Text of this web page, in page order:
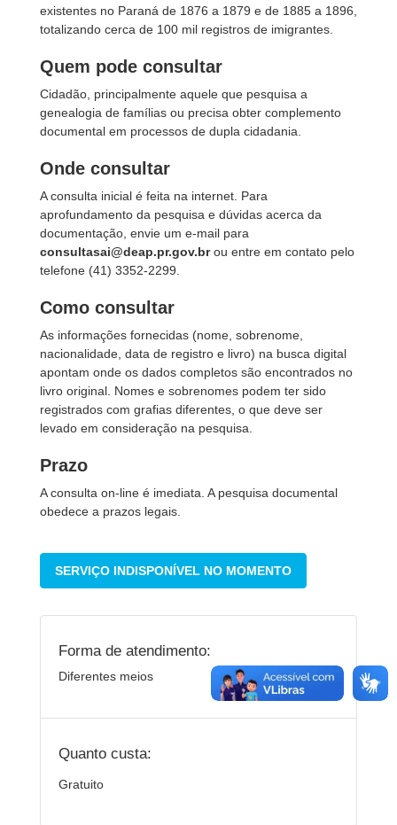
existentes no Paraná de 1876 a 1879 e de 1885 a 1896,
totalizando cerca de 100 mil registros de imigrantes.
Quem pode consultar
Cidadão, principalmente aquele que pesquisa a
genealogia de famílias ou precisa obter complemento
documental em processos de dupla cidadania.
Onde consultar
A consulta inicial é feita na internet. Para
aprofundamento da pesquisa e dúvidas acerca da
documentação, envie um e-mail para
consultasai@deap.pr.gov.brou entre em contato pelo
telefone (41) 3352-2299.
Como consultar
As informações fornecidas (nome, sobrenome,
nacionalidade, data de registro e livro) na busca digital
apontam onde os dados completos são encontrados no
livro original. Nomes e sobrenomes podem ter sido
registrados com grafias diferentes, o que deve ser
levado em consideração na pesquisa.
Prazo
A consulta on-line é imediata. A pesquisa documental
obedece a prazos legais.
SERVIÇO INDISPONÍVEL NO MOMENTO
Forma de atendimento:
Diferentes meios
Quanto custa:
Gratuito